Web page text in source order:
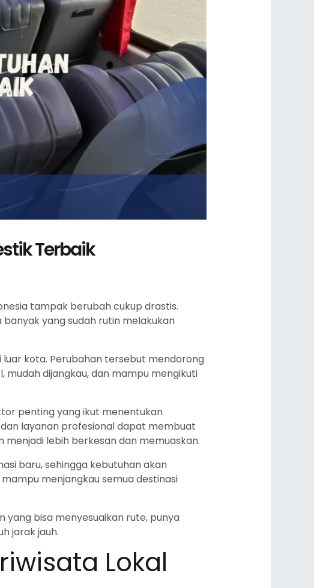
Terbaik
tampak berubah cukup drastis.
yang sudah rutin melakukan
kota. Perubahan tersebut mendorong
dijangkau, dan mampu mengikuti
penting yang ikut menentukan
layanan profesional dapat membuat
lebih berkesan dan memuaskan.
baru, sehingga kebutuhan akan
menjangkau semua destinasi
yang bisa menyesuaikan rute, punya
jarak jauh.
Lokal